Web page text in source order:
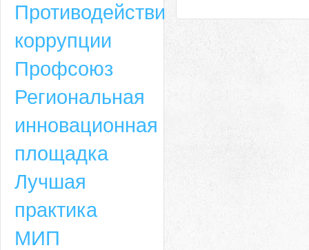
Противодействие
коррупции
Профсоюз
Региональная
инновационная
площадка
Лучшая
практика
МИП